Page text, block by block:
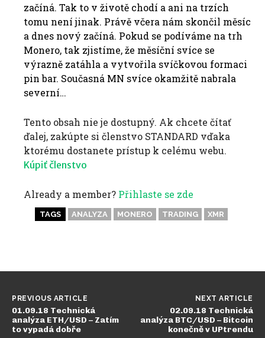
začíná. Tak to v životě chodí a ani na trzích
tomu není jinak. Právě včera nám skončil měsíc
a dnes nový začíná. Pokud se podíváme na trh
Monero, tak zjistíme, že měsíční svíce se
výrazně zatáhla a vytvořila svíčkovou formaci
pin bar. Současná MN svíce okamžitě nabrala
severní…
Tento obsah nie je dostupný. Ak chcete čítať
ďalej, zakúpte si členstvo STANDARD vďaka
ktorému dostanete prístup k celému webu.
Kúpiť členstvo
Already a member? Přihlaste se zde
TAGS ANALYZA MONERO TRADING XMR
PREVIOUS ARTICLE
01.09.18 Technická
analýza ETH/USD – Zatím
to vypadá dobře
NEXT ARTICLE
02.09.18 Technická
analýza BTC/USD – Bitcoin
konečně v UPtrendu